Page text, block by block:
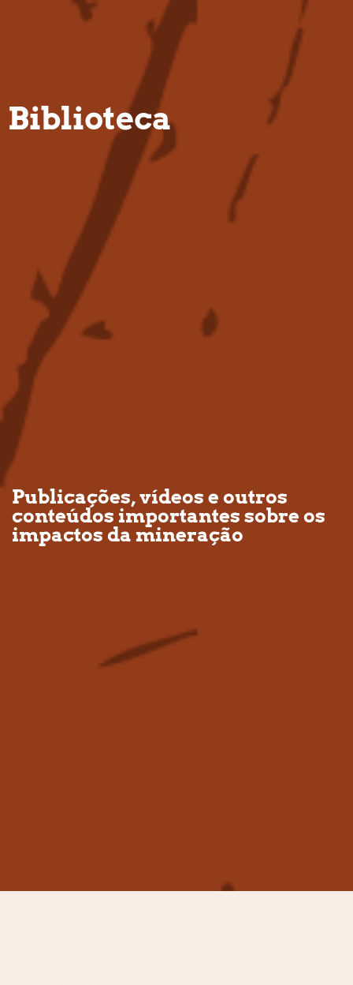
Biblioteca
Publicações, vídeos e outros
conteúdos importantes sobre os
impactos da mineração